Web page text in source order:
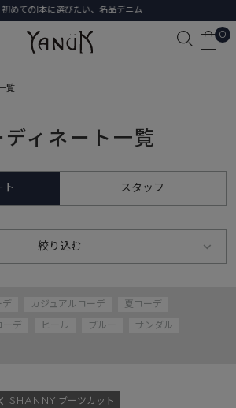
めての1本に選びたい、名品デニム
0
覧
ディネート一覧
ト スタッフ
絞り込む
デ カジュアルコーデ 夏コーデ
ーデ ヒール ブルー サンダル
SHANNY ブーツカット